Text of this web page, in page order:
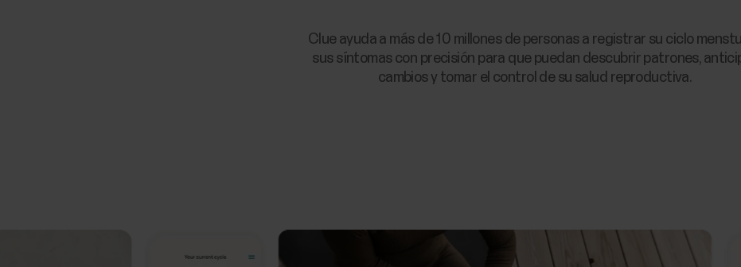
Clue ayuda a más de 10 millones de personas a registrar su ciclo
sus síntomas con precisión para que puedan descubrir patrones,
cambios y tomar el control de su salud reproductiva.